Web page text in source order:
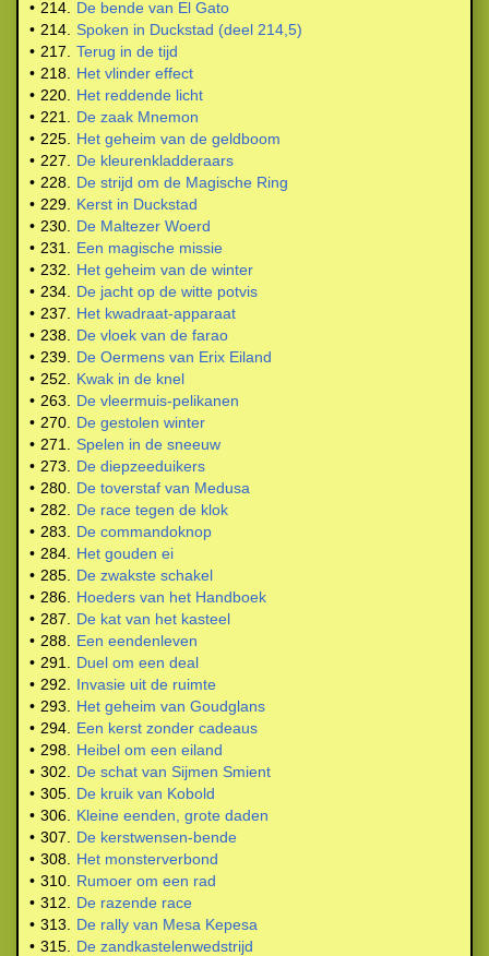
• 214.
De bende van El Gato
• 214.
Spoken in Duckstad (deel 214,5)
• 217.
Terug in de tijd
• 218.
Het vlinder effect
• 220.
Het reddende licht
• 221.
De zaak Mnemon
• 225.
Het geheim van de geldboom
• 227.
De kleurenkladderaars
• 228.
De strijd om de Magische Ring
• 229.
Kerst in Duckstad
• 230.
De Maltezer Woerd
• 231.
Een magische missie
• 232.
Het geheim van de winter
• 234.
De jacht op de witte potvis
• 237.
Het kwadraat-apparaat
• 238.
De vloek van de farao
• 239.
De Oermens van Erix Eiland
• 252.
Kwak in de knel
• 263.
De vleermuis-pelikanen
• 270.
De gestolen winter
• 271.
Spelen in de sneeuw
• 273.
De diepzeeduikers
• 280.
De toverstaf van Medusa
• 282.
De race tegen de klok
• 283.
De commandoknop
• 284.
Het gouden ei
• 285.
De zwakste schakel
• 286.
Hoeders van het Handboek
• 287.
De kat van het kasteel
• 288.
Een eendenleven
• 291.
Duel om een deal
• 292.
Invasie uit de ruimte
• 293.
Het geheim van Goudglans
• 294.
Een kerst zonder cadeaus
• 298.
Heibel om een eiland
• 302.
De schat van Sijmen Smient
• 305.
De kruik van Kobold
• 306.
Kleine eenden, grote daden
• 307.
De kerstwensen-bende
• 308.
Het monsterverbond
• 310.
Rumoer om een rad
• 312.
De razende race
• 313.
De rally van Mesa Kepesa
• 315.
De zandkastelenwedstrijd